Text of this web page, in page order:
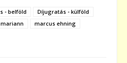
- belföld
Díjugratás - külföld
marcus ehning